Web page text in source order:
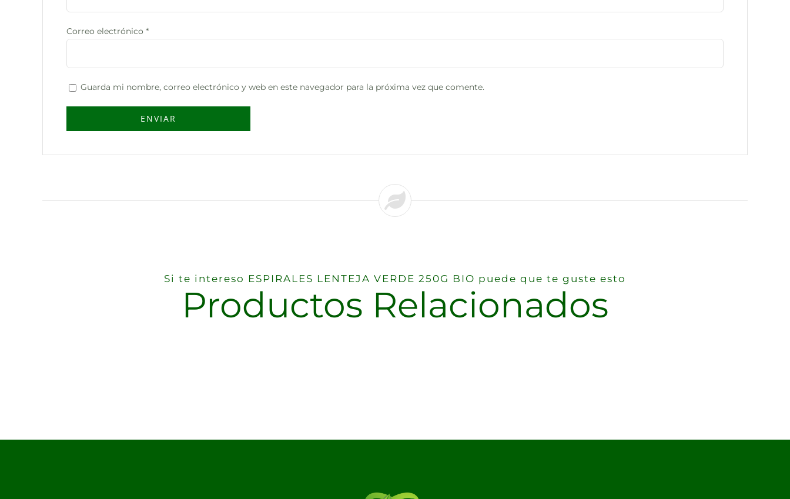
Correo electrónico *
Guarda mi nombre, correo electrónico y web en este navegador para la próxima vez que comente.
Si te intereso ESPIRALES LENTEJA VERDE 250G BIO puede que te guste esto
Productos Relacionados